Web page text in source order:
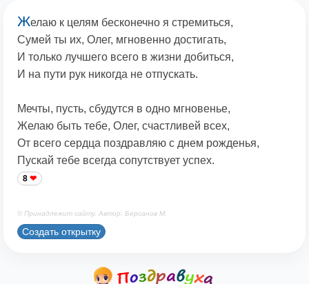
Желаю к целям бесконечно я стремиться,
Сумей ты их, Олег, мгновенно достигать,
И только лучшего всего в жизни добиться,
И на пути рук никогда не отпускать.
Мечты, пусть, сбудутся в одно мгновенье,
Желаю быть тебе, Олег, счастливей всех,
От всего сердца поздравляю с днем рожденья,
Пускай тебе всегда сопутствует успех.
8
© Принадлежит сайту. Автор: Берсанов М.
Создать открытку